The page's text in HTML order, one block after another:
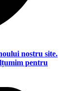
nostru site.
pentru